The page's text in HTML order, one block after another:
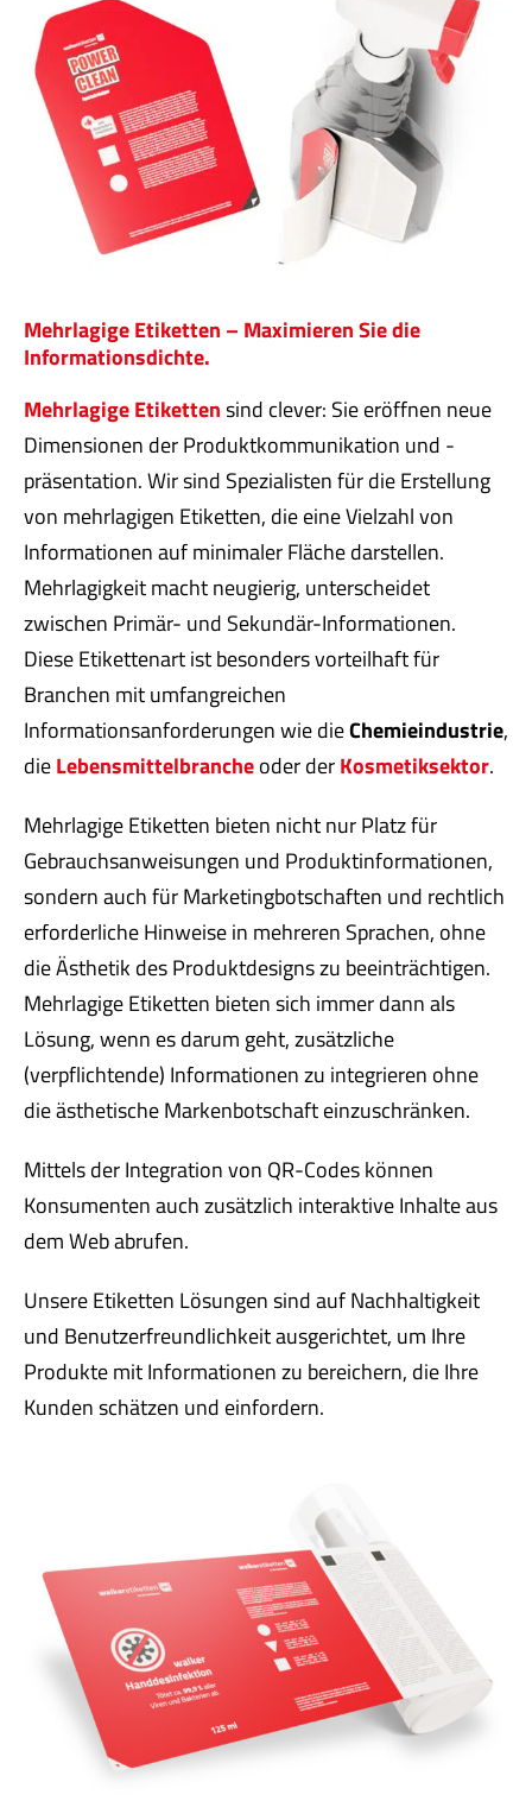
Mehrlagige Etiketten – Maximieren Sie die
Informationsdichte.
Mehrlagige Etikettensind clever: Sie eröffnen neue
Dimensionen der Produktkommunikation und -
präsentation. Wir sind Spezialisten für die Erstellung
von mehrlagigen Etiketten, die eine Vielzahl von
Informationen auf minimaler Fläche darstellen.
Mehrlagigkeit macht neugierig, unterscheidet
zwischen Primär- und Sekundär-Informationen.
Diese Etikettenart ist besonders vorteilhaft für
Branchen mit umfangreichen
Informationsanforderungen wie dieChemieindustrie,
dieLebensmittelbrancheoder derKosmetiksektor.
Mehrlagige Etiketten bieten nicht nur Platz für
Gebrauchsanweisungen und Produktinformationen,
sondern auch für Marketingbotschaften und rechtlich
erforderliche Hinweise in mehreren Sprachen, ohne
die Ästhetik des Produktdesigns zu beeinträchtigen.
Mehrlagige Etiketten bieten sich immer dann als
Lösung, wenn es darum geht, zusätzliche
(verpflichtende) Informationen zu integrieren ohne
die ästhetische Markenbotschaft einzuschränken.
Mittels der Integration von QR-Codes können
Konsumenten auch zusätzlich interaktive Inhalte aus
dem Web abrufen.
Unsere Etiketten Lösungen sind auf Nachhaltigkeit
und Benutzerfreundlichkeit ausgerichtet, um Ihre
Produkte mit Informationen zu bereichern, die Ihre
Kunden schätzen und einfordern.